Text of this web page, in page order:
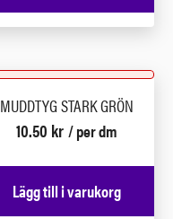
MUDDTYG STARK GRÖN
10.50 kr / per dm
Lägg till i varukorg